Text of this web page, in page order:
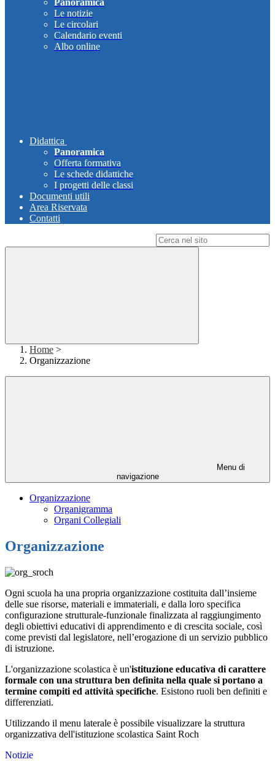
Panoramica
Le notizie
Le circolari
Calendario eventi
Albo online
Didattica
Panoramica
Offerta formativa
Le schede didattiche
I progetti delle classi
Documenti utili
Area Riservata
Contatti
Home >
Organizzazione
Menu di
navigazione
Organizzazione
Organigramma
Organi Collegiali
Organizzazione
Ogni scuola ha una propria organizzazione costituita dall’insieme
delle sue risorse, materiali e immateriali, e dalla loro specifica
configurazione strutturale-funzionale finalizzata al raggiungimento
degli obiettivi educativi di apprendimento e di crescita sociale, così
come previsti dal legislatore, nell’erogazione di un servizio pubblico
di istruzione.
L'organizzazione scolastica è un'istituzione educativa di carattere
formale con una struttura ben definita nella quale si portano a
termine compiti ed attività specifiche. Esistono ruoli ben definiti e
differenziati.
Utilizzando il menu laterale è possibile visualizzare la struttura
organizzativa dell'istituzione scolastica Saint Roch
Notizie